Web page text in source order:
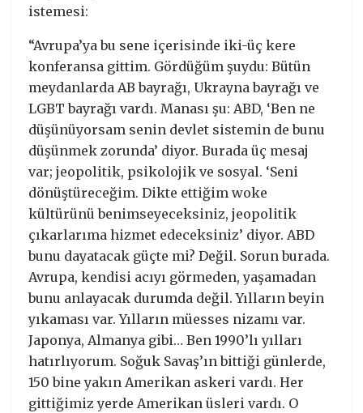
istemesi:
“Avrupa’ya bu sene içerisinde iki-üç kere
konferansa gittim. Gördüğüm şuydu: Bütün
meydanlarda AB bayrağı, Ukrayna bayrağı ve
LGBT bayrağı vardı. Manası şu: ABD, ‘Ben ne
düşünüyorsam senin devlet sistemin de bunu
düşünmek zorunda’ diyor. Burada üç mesaj
var; jeopolitik, psikolojik ve sosyal. ‘Seni
dönüştüreceğim. Dikte ettiğim woke
kültürünü benimseyeceksiniz, jeopolitik
çıkarlarıma hizmet edeceksiniz’ diyor. ABD
bunu dayatacak güçte mi? Değil. Sorun burada.
Avrupa, kendisi acıyı görmeden, yaşamadan
bunu anlayacak durumda değil. Yılların beyin
yıkaması var. Yılların müesses nizamı var.
Japonya, Almanya gibi… Ben 1990’lı yılları
hatırlıyorum. Soğuk Savaş’ın bittiği günlerde,
150 bine yakın Amerikan askeri vardı. Her
gittiğimiz yerde Amerikan üsleri vardı. O